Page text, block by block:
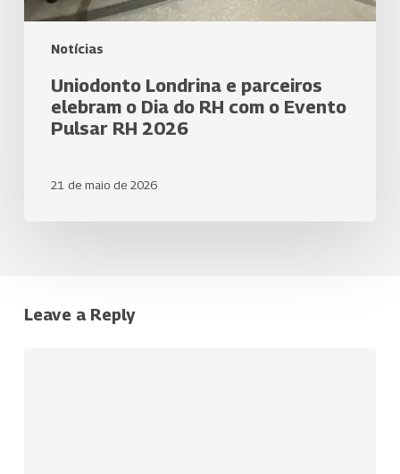
Notícias
Evento
Uniodonto Londrina e parceiros
elebram o Dia do RH com o Evento
Pulsar RH 2026
21 de maio de 2026
Leave a Reply